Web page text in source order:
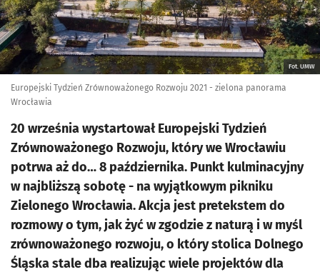
Fot. UMW
Europejski Tydzień Zrównoważonego Rozwoju 2021 - zielona panorama
Wrocławia
20 września wystartował Europejski Tydzień
Zrównoważonego Rozwoju, który we Wrocławiu
potrwa aż do… 8 października. Punkt kulminacyjny
w najbliższą sobotę - na wyjątkowym pikniku
Zielonego Wrocławia. Akcja jest pretekstem do
rozmowy o tym, jak żyć w zgodzie z naturą i w myśl
zrównoważonego rozwoju, o który stolica Dolnego
Śląska stale dba realizując wiele projektów dla